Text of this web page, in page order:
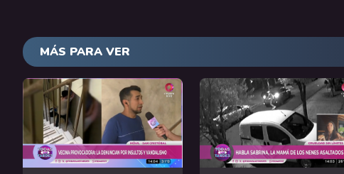
MÁS PARA VER